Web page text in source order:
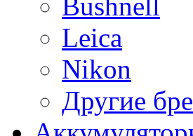
Leica
Nikon
Другие